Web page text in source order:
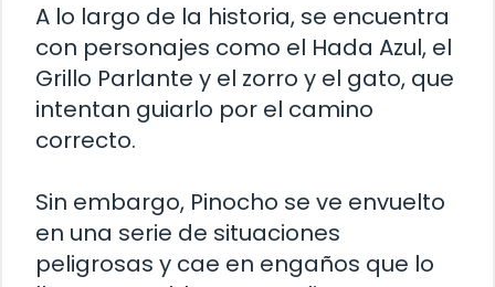
A lo largo de la historia, se encuentra
con personajes como el Hada Azul, el
Grillo Parlante y el zorro y el gato, que
intentan guiarlo por el camino
correcto.
Sin embargo, Pinocho se ve envuelto
en una serie de situaciones
peligrosas y cae en engaños que lo